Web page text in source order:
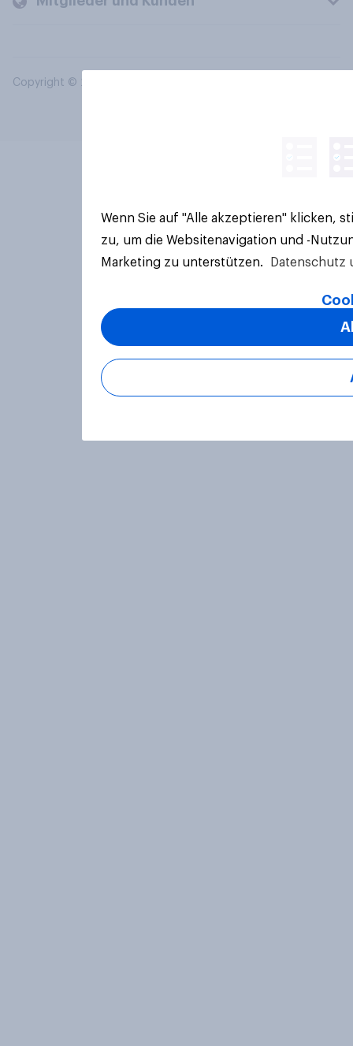
Copyright © 2026 YouGov PLC. Alle Rechte vorbehalten.
Wenn Sie auf "Alle akzeptieren" klicken,
zu, um die Websitenavigation und -
Marketing zu unterstützen.
Datenschutz